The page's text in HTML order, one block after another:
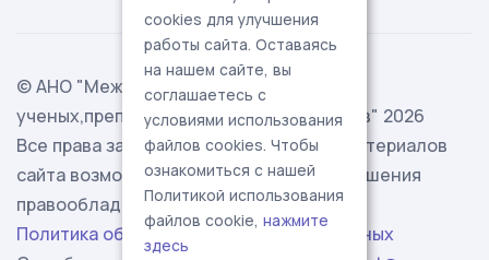
© АНО "Международная ассоциация
ученых,преподавателей и специалистов" 2026
Все права защищены. Использование материалов
сайта возможно исключительно с разрешения
правообладателя.
Политика обработки персональных данных
cookies для улучшения
работы сайта. Оставаясь
на нашем сайте, вы
соглашаетесь с
условиями использования
файлов cookies. Чтобы
ознакомиться с нашей
Политикой использования
файлов cookie, нажмите
здесь